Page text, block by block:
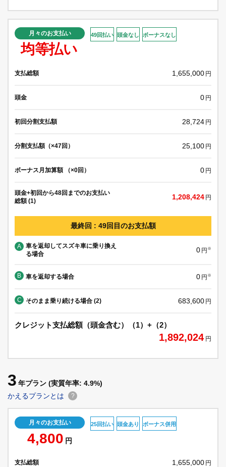
月々のお支払い
均等払い
49回払い 頭金なし ボーナスなし
支払総額 1,655,000 円
頭金 0 円
初回分割支払額 28,724 円
分割支払額（×47回） 25,100 円
ボーナス月加算額 （×0回） 0 円
頭金+初回から48回までのお支払い
総額 (1)
1,208,424 円
最終回 : 49回目のお支払額
A
車を返却してスズキ車に乗り換え
る場合
0 円 ※
B 車を返却する場合 0 円 ※
C そのまま乗り続ける場合 (2) 683,600 円
クレジット支払総額（頭金含む）（1）+（2）
1,892,024 円
3 年プラン (実質年率: 4.9%)
かえるプランとは
?
月々のお支払い
4,800 円
25回払い 頭金あり ボーナス併用
支払総額 1,655,000 円